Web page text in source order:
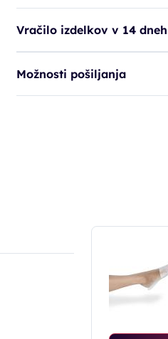
Vračilo izdelkov v 14 dneh
Možnosti pošiljanja